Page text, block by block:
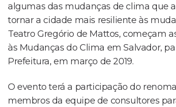
algumas das mudanças de clima que
tornar a cidade mais resiliente às
Teatro Gregório de Mattos, começam
às Mudanças do Clima em Salvador,
Prefeitura, em março de 2019.
O evento terá a participação do
membros da equipe de consultores